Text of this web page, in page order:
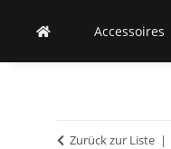
Accessoires
Zurück zur Liste